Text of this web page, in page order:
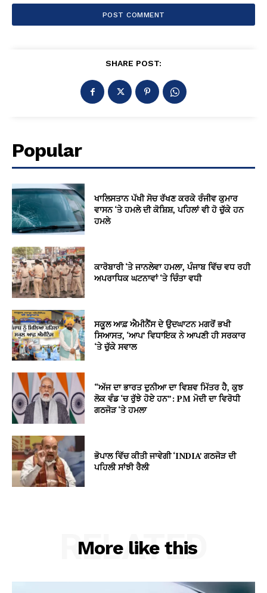
SHARE POST:
Popular
ਖਾਲਿਸਤਾਨ ਪੱਖੀ ਸੋਚ ਰੱਖਣ ਕਰਕੇ ਰੰਜੀਵ ਕੁਮਾਰ
ਵਾਸਨ ‘ਤੇ ਹਮਲੇ ਦੀ ਕੋਸ਼ਿਸ਼, ਪਹਿਲਾਂ ਵੀ ਹੋ ਚੁੱਕੇ ਹਨ
ਹਮਲੇ
ਕਾਰੋਬਾਰੀ ‘ਤੇ ਜਾਨਲੇਵਾ ਹਮਲਾ, ਪੰਜਾਬ ਵਿੱਚ ਵਧ ਰਹੀ
ਅਪਰਾਧਿਕ ਘਟਨਾਵਾਂ ‘ਤੇ ਚਿੰਤਾ ਵਧੀ
ਸਕੂਲ ਆਫ਼ ਐਮੀਨੈਂਸ ਦੇ ਉਦਘਾਟਨ ਮਗਰੋਂ ਭਖੀ
ਸਿਆਸਤ, ‘ਆਪ’ ਵਿਧਾਇਕ ਨੇ ਆਪਣੀ ਹੀ ਸਰਕਾਰ
‘ਤੇ ਚੁੱਕੇ ਸਵਾਲ
“ਅੱਜ ਦਾ ਭਾਰਤ ਦੁਨੀਆ ਦਾ ਵਿਸ਼ਵ ਮਿੱਤਰ ਹੈ, ਕੁਝ
ਲੋਕ ਵੰਡ ‘ਚ ਰੁੱਝੇ ਹੋਏ ਹਨ”: PM ਮੋਦੀ ਦਾ ਵਿਰੋਧੀ
ਗਠਜੋੜ ‘ਤੇ ਹਮਲਾ
ਭੋਪਾਲ ਵਿੱਚ ਕੀਤੀ ਜਾਵੇਗੀ ‘INDIA’ ਗਠਜੋੜ ਦੀ
ਪਹਿਲੀ ਸਾਂਝੀ ਰੈਲੀ
More like this
RELATED